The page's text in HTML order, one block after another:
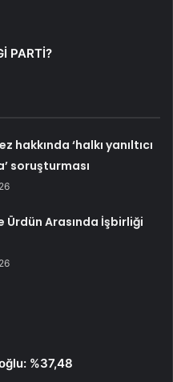
PARTİ?
hakkında ‘halkı yanıltıcı
soruşturması
Ürdün Arasında İşbirliği
%37,48